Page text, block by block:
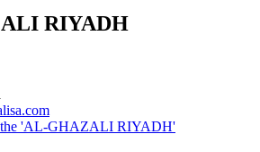
RIYADH
the 'AL-GHAZALI RIYADH'